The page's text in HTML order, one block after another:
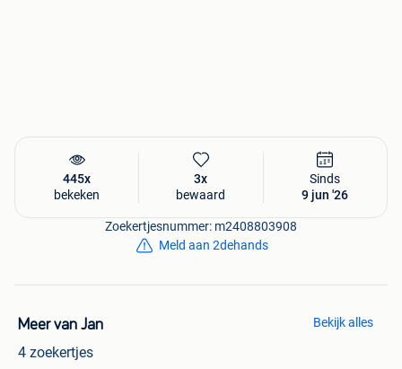
445x
bekeken
3x
bewaard
Sinds
9 jun '26
Zoekertjesnummer: m2408803908
Meld aan 2dehands
Meer van Jan
4 zoekertjes
Bekijk alles